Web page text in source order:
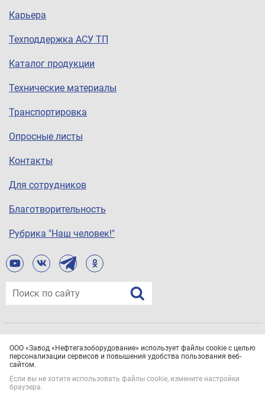
Карьера
Техподдержка АСУ ТП
Каталог продукции
Технические материалы
Транспортировка
Опросные листы
Контакты
Для сотрудников
Благотворительность
Рубрика "Наш человек!"
Все права защищены.Политика конфиденциальности
ООО «Завод «Нефтегазоборудование» использует файлы cookie с целью
персонализации сервисов и повышения удобства пользования веб-
сайтом.
Если вы не хотите использовать файлы cookie, измените настройки
браузера.